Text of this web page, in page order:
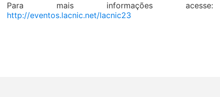
Para mais informações acesse:
http://eventos.lacnic.net/lacnic23